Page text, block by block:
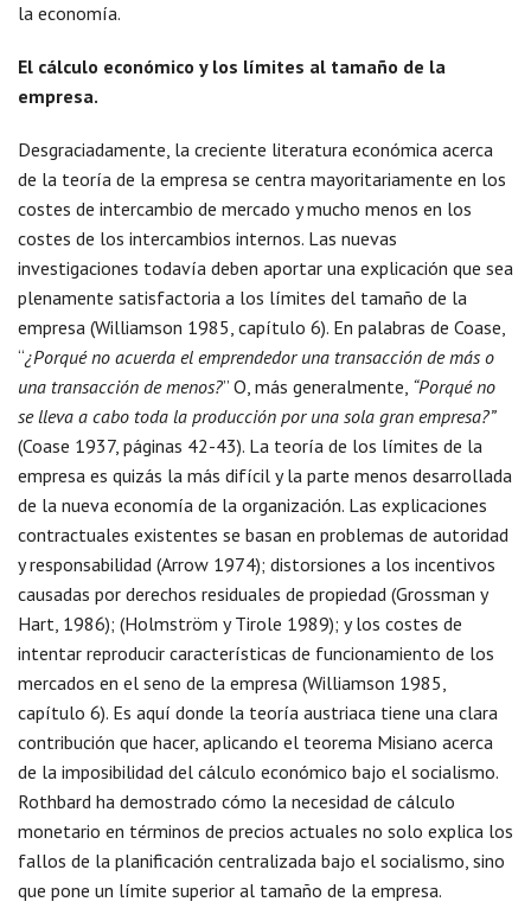
la economía.
El cálculo económico y los límites al tamaño de la
empresa.
Desgraciadamente, la creciente literatura económica acerca
de la teoría de la empresa se centra mayoritariamente en los
costes de intercambio de mercado y mucho menos en los
costes de los intercambios internos. Las nuevas
investigaciones todavía deben aportar una explicación que sea
plenamente satisfactoria a los límites del tamaño de la
empresa (Williamson 1985, capítulo 6). En palabras de Coase,
“¿Porqué no acuerda el emprendedor una transacción de más o
una transacción de menos?” O, más generalmente, “Porqué no
se lleva a cabo toda la producción por una sola gran empresa?”
(Coase 1937, páginas 42-43). La teoría de los límites de la
empresa es quizás la más difícil y la parte menos desarrollada
de la nueva economía de la organización. Las explicaciones
contractuales existentes se basan en problemas de autoridad
y responsabilidad (Arrow 1974); distorsiones a los incentivos
causadas por derechos residuales de propiedad (Grossman y
Hart, 1986); (Holmström y Tirole 1989); y los costes de
intentar reproducir características de funcionamiento de los
mercados en el seno de la empresa (Williamson 1985,
capítulo 6). Es aquí donde la teoría austriaca tiene una clara
contribución que hacer, aplicando el teorema Misiano acerca
de la imposibilidad del cálculo económico bajo el socialismo.
Rothbard ha demostrado cómo la necesidad de cálculo
monetario en términos de precios actuales no solo explica los
fallos de la planificación centralizada bajo el socialismo, sino
que pone un límite superior al tamaño de la empresa.